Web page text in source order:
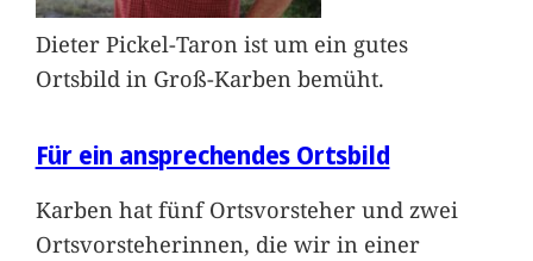
Dieter Pickel-Taron ist um ein gutes
Ortsbild in Groß-Karben bemüht.
Für ein ansprechendes Ortsbild
Karben hat fünf Ortsvorsteher und zwei
Ortsvorsteherinnen, die wir in einer